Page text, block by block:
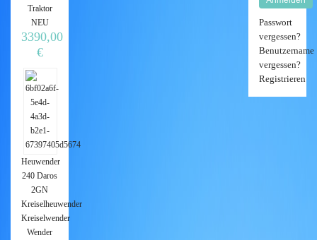
Traktor
NEU
3390,00
€
Heuwender
240 Daros
2GN
Kreiselheuwender
Kreiselwender
Wender
Passwort
vergessen?
Benutzername
vergessen?
Registrieren